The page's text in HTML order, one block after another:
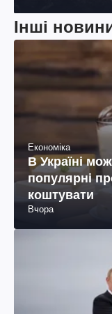
Інші
Економіка
В Україні
популярні
коштувати
Вчора